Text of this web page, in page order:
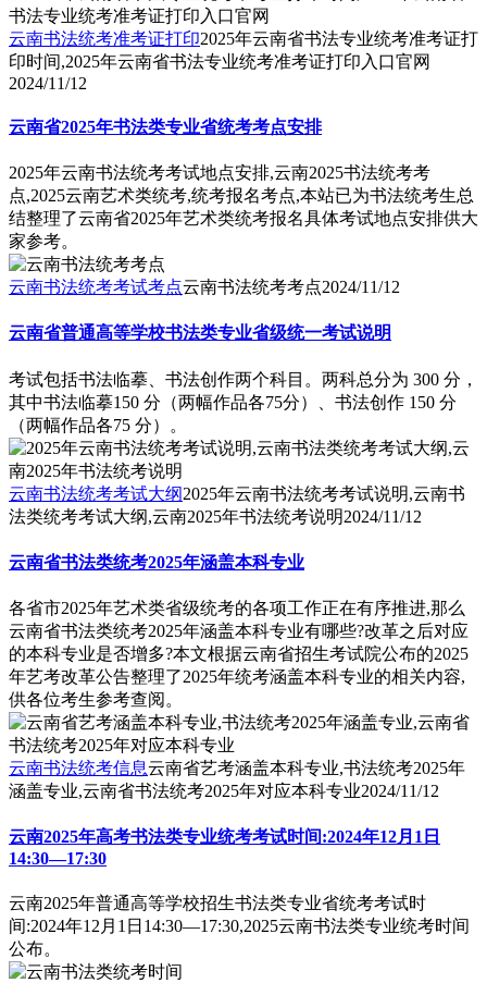
云南书法统考准考证打印2025年云南省书法专业统考准考证打
印时间,2025年云南省书法专业统考准考证打印入口官网
2024/11/12
云南省2025年书法类专业省统考考点安排
2025年云南书法统考考试地点安排,云南2025书法统考考
点,2025云南艺术类统考,统考报名考点,本站已为书法统考生总
结整理了云南省2025年艺术类统考报名具体考试地点安排供大
家参考。
云南书法统考考试考点云南书法统考考点2024/11/12
云南省普通高等学校书法类专业省级统一考试说明
考试包括书法临摹、书法创作两个科目。两科总分为 300 分，
其中书法临摹150 分（两幅作品各75分）、书法创作 150 分
（两幅作品各75 分）。
云南书法统考考试大纲2025年云南书法统考考试说明,云南书
法类统考考试大纲,云南2025年书法统考说明2024/11/12
云南省书法类统考2025年涵盖本科专业
各省市2025年艺术类省级统考的各项工作正在有序推进,那么
云南省书法类统考2025年涵盖本科专业有哪些?改革之后对应
的本科专业是否增多?本文根据云南省招生考试院公布的2025
年艺考改革公告整理了2025年统考涵盖本科专业的相关内容,
供各位考生参考查阅。
云南书法统考信息云南省艺考涵盖本科专业,书法统考2025年
涵盖专业,云南省书法统考2025年对应本科专业2024/11/12
云南2025年高考书法类专业统考考试时间:2024年12月1日
14:30—17:30
云南2025年普通高等学校招生书法类专业省统考考试时
间:2024年12月1日14:30—17:30,2025云南书法类专业统考时间
公布。